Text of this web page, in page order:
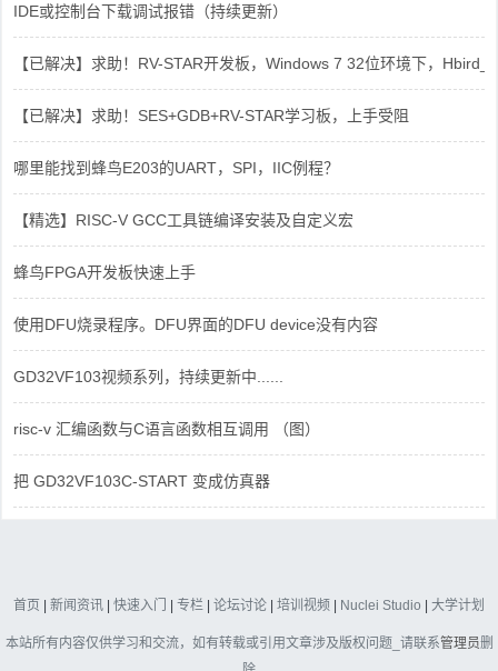
IDE或控制台下载调试报错（持续更新）
【已解决】求助！RV-STAR开发板，Windows 7 32位环境下，
【已解决】求助！SES+GDB+RV-STAR学习板，上手受阻
哪里能找到蜂鸟E203的UART，SPI，IIC例程？
【精选】RISC-V GCC工具链编译安装及自定义宏
蜂鸟FPGA开发板快速上手
使用DFU烧录程序。DFU界面的DFU device没有内容
GD32VF103视频系列，持续更新中......
risc-v 汇编函数与C语言函数相互调用 （图）
把 GD32VF103C-START 变成仿真器
首页 | 新闻资讯 | 快速入门 | 专栏 | 论坛讨论 | 培训视频 | Nuclei Studio | 大学计划
本站所有内容仅供学习和交流，如有转载或引用文章涉及版权问题_请联系管理员删